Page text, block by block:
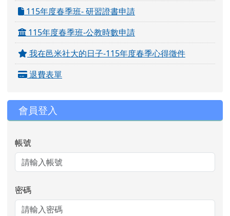
115年度春季班- 研習證書申請
115年度春季班-公教時數申請
我在邑米社大的日子-115年度春季心得徵件
退費表單
會員登入
帳號
密碼